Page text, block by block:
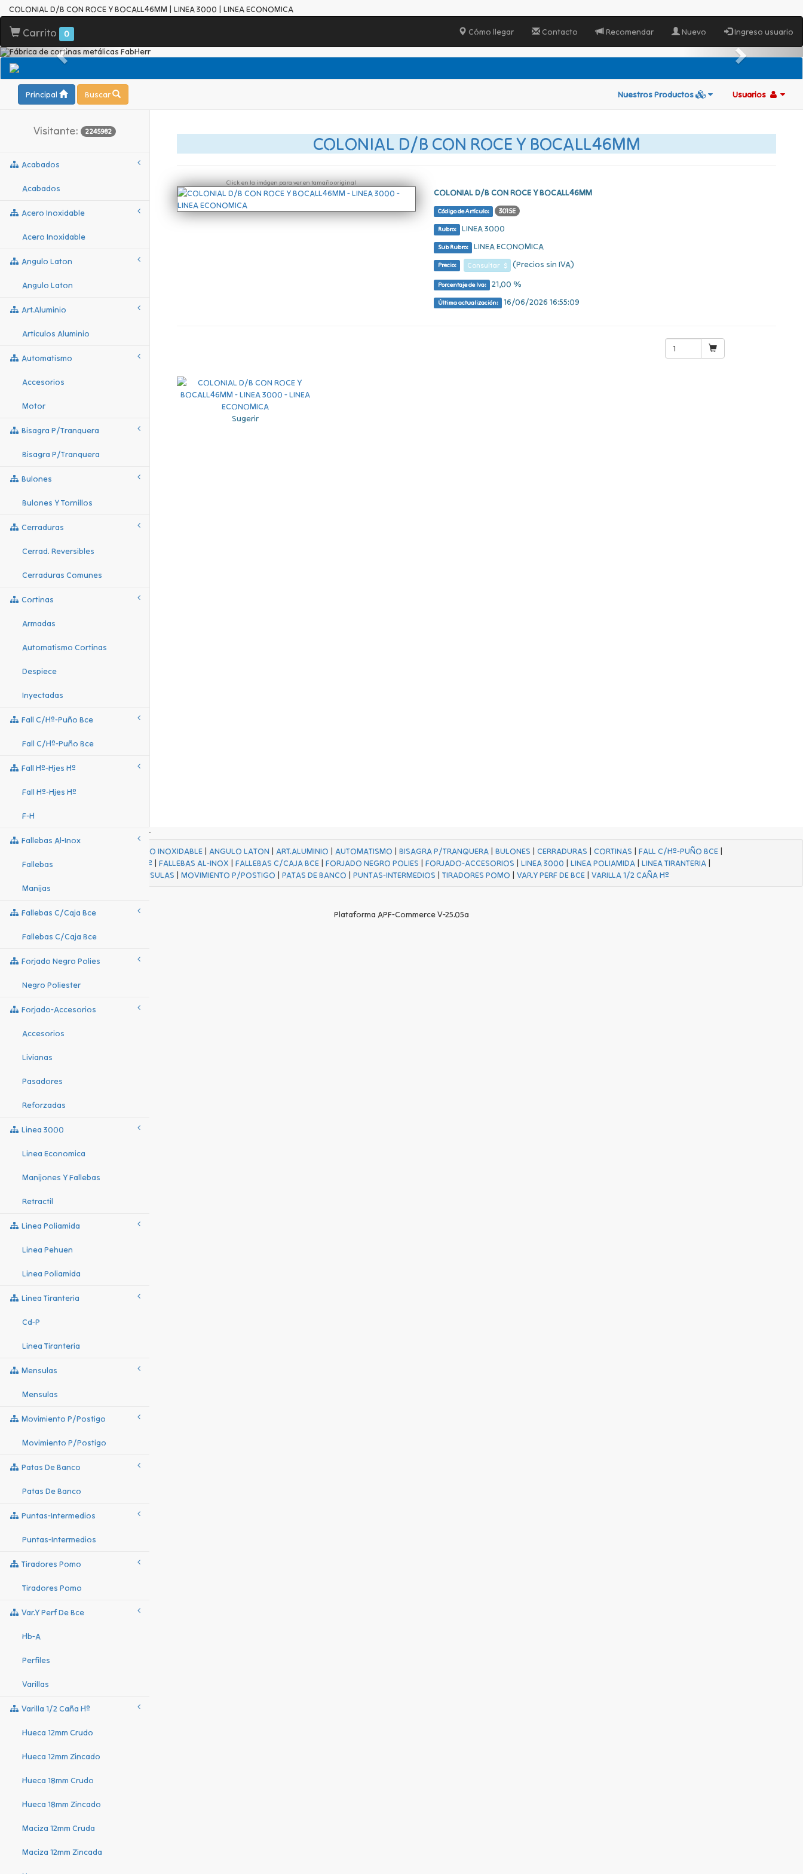
COLONIAL D/B CON ROCE Y BOCALL46MM | LINEA 3000 | LINEA ECONOMICA
Carrito 0 Cómo llegar Contacto Recomendar Nuevo Ingreso usuario
Principal Buscar Nuestros Productos Usuarios
Visitante: 2245982
Acabados
Acabados
Acero Inoxidable
Acero Inoxidable
Angulo Laton
Angulo Laton
Art.aluminio
Articulos Aluminio
Automatismo
Accesorios
Motor
Bisagra P/tranquera
Bisagra P/tranquera
Bulones
Bulones Y Tornillos
Cerraduras
Cerrad. Reversibles
Cerraduras Comunes
Cortinas
Armadas
Automatismo Cortinas
Despiece
Inyectadas
Fall C/hº-Puño Bce
Fall C/hº-Puño Bce
Fall Hº-Hjes Hº
Fall Hº-Hjes Hº
F-H
Fallebas Al-Inox
Fallebas
Manijas
Fallebas C/caja Bce
Fallebas C/caja Bce
Forjado Negro Polies
Negro Poliester
Forjado-Accesorios
Accesorios
Livianas
Pasadores
Reforzadas
Linea 3000
Linea Economica
Manijones Y Fallebas
Retractil
Linea Poliamida
Linea Pehuen
Linea Poliamida
Linea Tiranteria
Cd-P
Linea Tiranteria
Mensulas
Mensulas
Movimiento P/postigo
Movimiento P/postigo
Patas De Banco
Patas De Banco
Puntas-Intermedios
Puntas-Intermedios
Tiradores Pomo
Tiradores Pomo
Var.y Perf De Bce
Hb-A
Perfiles
Varillas
Varilla 1/2 Caña Hº
Hueca 12mm Crudo
Hueca 12mm Zincado
Hueca 18mm Crudo
Hueca 18mm Zincado
Maciza 12mm Cruda
Maciza 12mm Zincada
COLONIAL D/B CON ROCE Y BOCALL46MM
Click en la imágen para ver en tamaño original
COLONIAL D/B CON ROCE Y BOCALL46MM
Código de Artículo: 3015E
Rubro: LINEA 3000
Sub Rubro: LINEA ECONOMICA
Precio: Consultar $ (Precios sin IVA)
Porcentaje de Iva: 21,00 %
Última actualización: 16/06/2026 16:55:09
Sugerir
ACERO INOXIDABLE| ANGULO LATON | ART.ALUMINIO | AUTOMATISMO | BISAGRA P/TRANQUERA| BULONES | CERRADURAS | CORTINAS | FALL C/Hº-PUÑO BCE|
FALL Hº-HJES Hº |FALLEBAS AL-INOX |FALLEBAS C/CAJA BCE |FORJADO NEGRO POLIES |FORJADO-ACCESORIOS |LINEA 3000 |LINEA POLIAMIDA |LINEA TIRANTERIA |
MENSULAS | MOVIMIENTO P/POSTIGO | PATAS DE BANCO | PUNTAS-INTERMEDIOS | TIRADORES POMO | VAR.Y PERF DE BCE| VARILLA 1/2 CAÑA Hº
Plataforma APF-Commerce V-25.05a